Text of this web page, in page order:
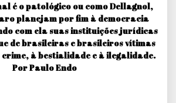
é o patológico ou como Dellagnol,
planejam por fim à democracia
com ela suas instituições jurídicas
de brasileiras e brasileiros vítimas
à bestialidade e à ilegalidade.
Por Paulo Endo